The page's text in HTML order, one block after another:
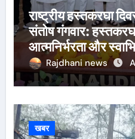
राष्ट्रीय हस्तकरघा
संतोष गंगवार:
आत्मनिर्भरता और
Rajdhani news
खबर